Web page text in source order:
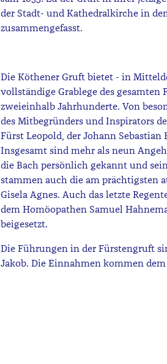
der Stadt- und Kathedralkirche in
zusammengefasst.
Die Köthener Gruft bietet - in
vollständige Grablege des
zweieinhalb Jahrhunderte. Von
des Mitbegründers und Inspirators
Fürst Leopold, der Johann
Insgesamt sind mehr als neun
die Bach persönlich gekannt und
stammen auch die am prächtigsten
Gisela Agnes. Auch das letzte
dem Homöopathen Samuel
beigesetzt.
Die Führungen in der Fürstengruft
Jakob. Die Einnahmen kommen